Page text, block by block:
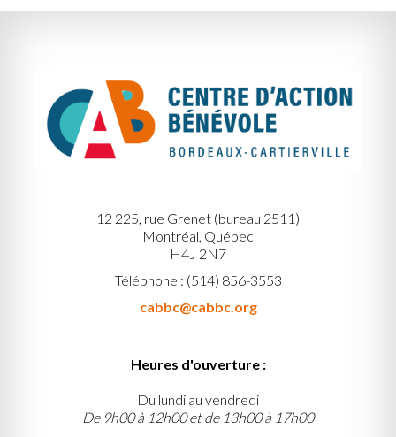
12 225, rue Grenet (bureau 2511)
Montréal, Québec
H4J 2N7
Téléphone : (514) 856-3553
cabbc@cabbc.org
Heures d'ouverture :
Du lundi au vendredi
De 9h00 à 12h00 et de 13h00 à 17h00